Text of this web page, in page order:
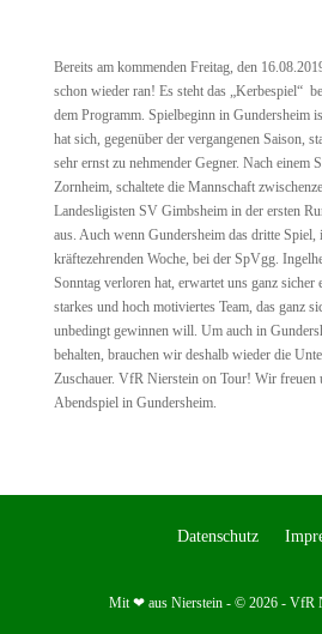
Bereits am kommenden Freitag, den
schon wieder ran! Es steht das „Kerbespiel“
dem Programm. Spielbeginn in Gundersheim
hat sich, gegenüber der vergangenen Saison,
sehr ernst zu nehmender Gegner. Nach einem
Zornheim, schaltete die Mannschaft
Landesligisten SV Gimbsheim in der ersten
aus. Auch wenn Gundersheim das dritte Spiel,
kräftezehrenden Woche, bei der SpVgg.
Sonntag verloren hat, erwartet uns ganz sicher
starkes und hoch motiviertes Team, das ganz
unbedingt gewinnen will. Um auch in
behalten, brauchen wir deshalb wieder die
Zuschauer. VfR Nierstein on Tour! Wir freuen
Abendspiel in Gundersheim.
Datenschutz
Mit ❤ aus Nierstein - © 2026 - VfR